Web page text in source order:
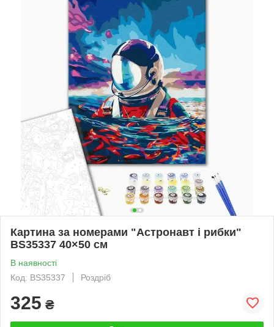
Картина за номерами "Астронавт і рибки"
BS35337 40×50 см
В наявності
Код: BS35337
Роздріб
325 ₴